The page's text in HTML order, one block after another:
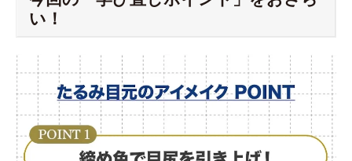
い！